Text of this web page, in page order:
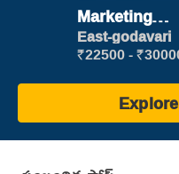
Marketing
Executive
East-godavari
₹22500 -